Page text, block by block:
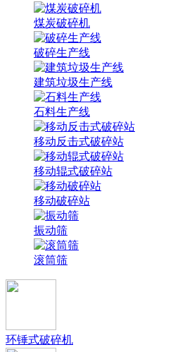
煤炭破碎机
破碎生产线
建筑垃圾生产线
石料生产线
移动反击式破碎站
移动辊式破碎站
移动破碎站
振动筛
滚筒筛
环锤式破碎机